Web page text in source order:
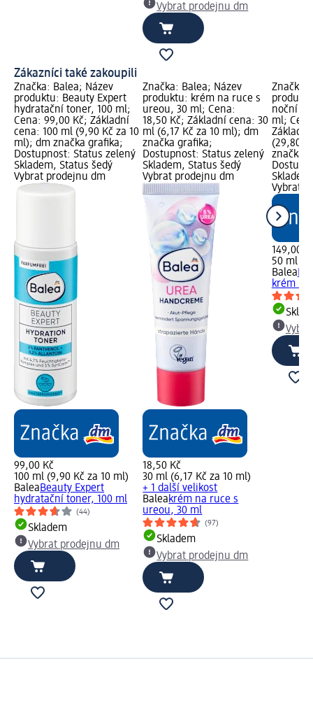
Vybrat prodejnu dm
Zákazníci také zakoupili
Značka: Balea; Název
produktu: Beauty Expert
hydratační toner, 100 ml;
Cena: 99,00 Kč; Základní
cena: 100 ml (9,90 Kč za 10
ml); dm značka grafika;
Dostupnost: Status zelený
Skladem, Status šedý
Vybrat prodejnu dm
99,00 Kč
100 ml (9,90 Kč za 10 ml)
BaleaBeauty Expert
hydratační toner, 100 ml
(44)
Skladem
Vybrat prodejnu dm
Značka: Balea; Název
produktu: krém na ruce s
ureou, 30 ml; Cena:
18,50 Kč; Základní cena: 30
ml (6,17 Kč za 10 ml); dm
značka grafika;
Dostupnost: Status zelený
Skladem, Status šedý
Vybrat prodejnu dm
18,50 Kč
30 ml (6,17 Kč za 10 ml)
+ 1 další velikost
Baleakrém na ruce s
ureou, 30 ml
(97)
Skladem
Vybrat prodejnu dm
Značka:
noční
ml;
(29,80
značka
Vybrat
149,00
50 ml
Balea
krém